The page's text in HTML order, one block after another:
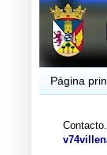
Página
...
Contacto...